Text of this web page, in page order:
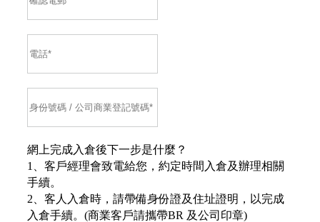
網上完成入倉後下一步是什麼？
1、客戶經理會致電給您，約定時間入倉及辦理相關
手續。
2、客人入倉時，請帶備身份證及住址證明，以完成
入倉手續。(商業客戶請攜帶BR 及公司印章)